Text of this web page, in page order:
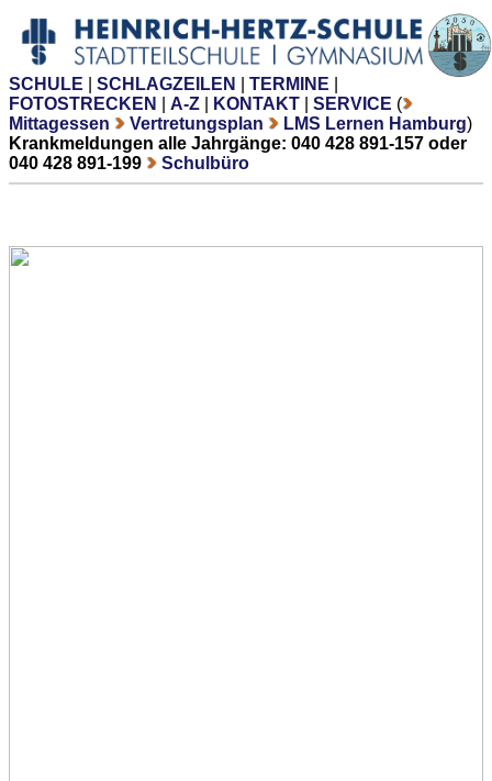
SCHULE SCHLAGZEILEN TERMINE
FOTOSTRECKEN
A-Z KONTAKT SERVICE (
Mittagessen
Vertretungsplan LMS Lernen Hamburg)
Krankmeldungen alle Jahrgänge: 040 428 891-157 oder
040 428 891-199
Schulbüro